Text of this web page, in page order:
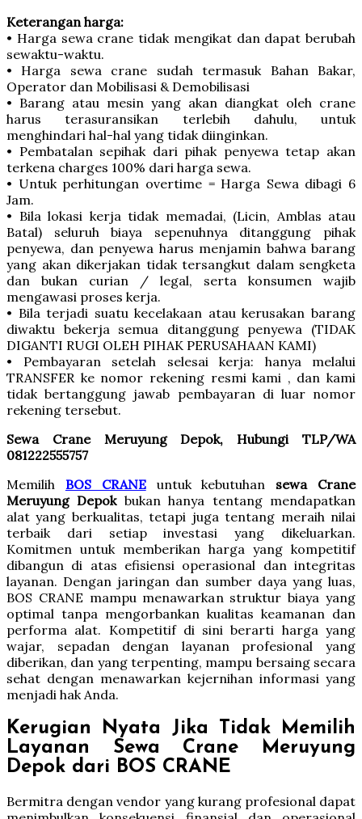
Keterangan harga:
• Harga sewa crane tidak mengikat dan dapat berubah
sewaktu-waktu.
• Harga sewa crane sudah termasuk Bahan Bakar,
Operator dan Mobilisasi & Demobilisasi
• Barang atau mesin yang akan diangkat oleh crane
harus terasuransikan terlebih dahulu, untuk
menghindari hal-hal yang tidak diinginkan.
• Pembatalan sepihak dari pihak penyewa tetap akan
terkena charges 100% dari harga sewa.
• Untuk perhitungan overtime = Harga Sewa dibagi 6
Jam.
• Bila lokasi kerja tidak memadai, (Licin, Amblas atau
Batal) seluruh biaya sepenuhnya ditanggung pihak
penyewa, dan penyewa harus menjamin bahwa barang
yang akan dikerjakan tidak tersangkut dalam sengketa
dan bukan curian / legal, serta konsumen wajib
mengawasi proses kerja.
• Bila terjadi suatu kecelakaan atau kerusakan barang
diwaktu bekerja semua ditanggung penyewa (TIDAK
DIGANTI RUGI OLEH PIHAK PERUSAHAAN KAMI)
• Pembayaran setelah selesai kerja: hanya melalui
TRANSFER ke nomor rekening resmi kami , dan kami
tidak bertanggung jawab pembayaran di luar nomor
rekening tersebut.
Sewa Crane Meruyung Depok, Hubungi TLP/WA
081222555757
Memilih BOS CRANEuntuk kebutuhan sewa Crane
Meruyung Depokbukan hanya tentang mendapatkan
alat yang berkualitas, tetapi juga tentang meraih nilai
terbaik dari setiap investasi yang dikeluarkan.
Komitmen untuk memberikan harga yang kompetitif
dibangun di atas efisiensi operasional dan integritas
layanan. Dengan jaringan dan sumber daya yang luas,
BOS CRANE mampu menawarkan struktur biaya yang
optimal tanpa mengorbankan kualitas keamanan dan
performa alat. Kompetitif di sini berarti harga yang
wajar, sepadan dengan layanan profesional yang
diberikan, dan yang terpenting, mampu bersaing secara
sehat dengan menawarkan kejernihan informasi yang
menjadi hak Anda.
Kerugian Nyata Jika Tidak Memilih
Layanan Sewa Crane Meruyung
Depok dari BOS CRANE
Bermitra dengan vendor yang kurang profesional dapat